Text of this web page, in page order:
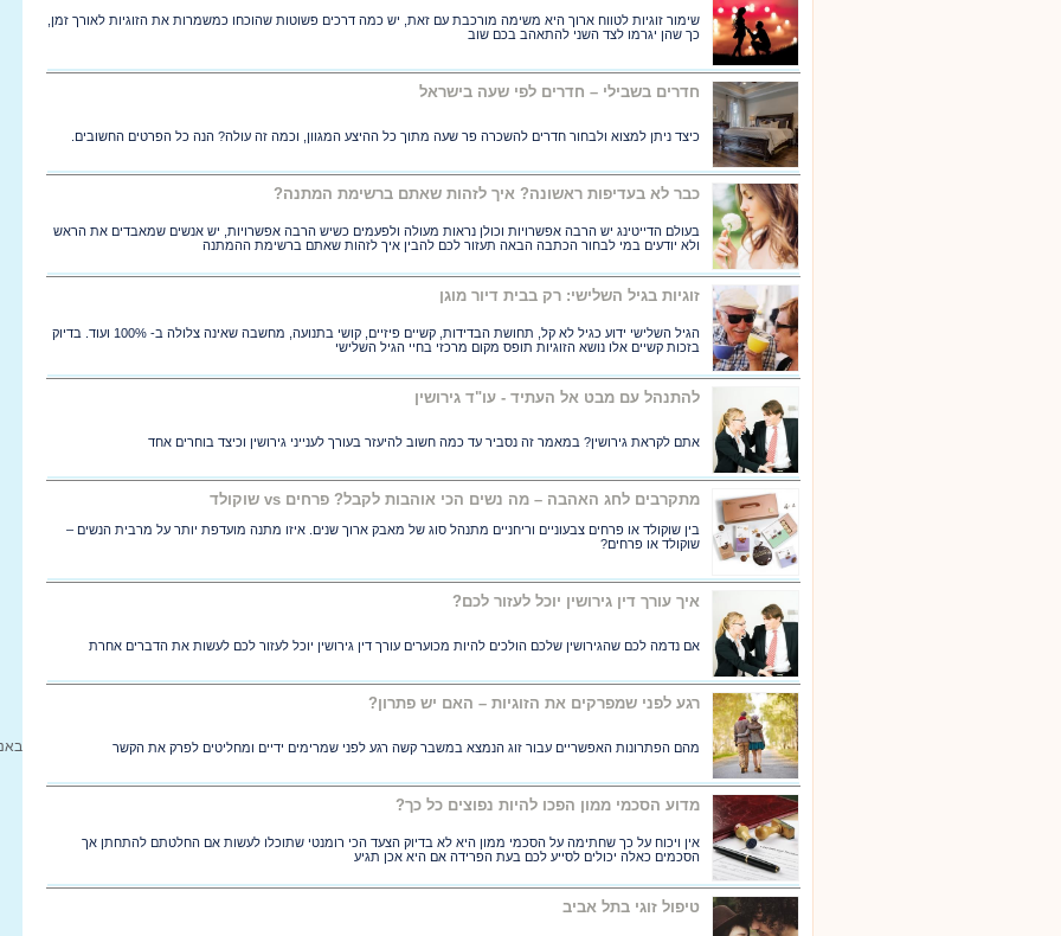
שימור זוגיות לטווח ארוך היא משימה מורכבת עם זאת, יש כמה דרכים פשוטות שהוכחו כמשמרות את הזוגיות לאורך זמן,
כך שהן יגרמו לצד השני להתאהב בכם שוב
חדרים בשבילי – חדרים לפי שעה בישראל
כיצד ניתן למצוא ולבחור חדרים להשכרה פר שעה מתוך כל ההיצע המגוון, וכמה זה עולה? הנה כל הפרטים החשובים.
כבר לא בעדיפות ראשונה? איך לזהות שאתם ברשימת המתנה?
בעולם הדייטינג יש הרבה אפשרויות וכולן נראות מעולה ולפעמים כשיש הרבה אפשרויות, יש אנשים שמאבדים את הראש
ולא יודעים במי לבחור הכתבה הבאה תעזור לכם להבין איך לזהות שאתם ברשימת ההמתנה
זוגיות בגיל השלישי: רק בבית דיור מוגן
הגיל השלישי ידוע כגיל לא קל, תחושת הבדידות, קשיים פיזיים, קושי בתנועה, מחשבה שאינה צלולה ב- 100% ועוד. בדיוק
בזכות קשיים אלו נושא הזוגיות תופס מקום מרכזי בחיי הגיל השלישי
להתנהל עם מבט אל העתיד - עו"ד גירושין
אתם לקראת גירושין? במאמר זה נסביר עד כמה חשוב להיעזר בעורך לענייני גירושין וכיצד בוחרים אחד
מתקרבים לחג האהבה – מה נשים הכי אוהבות לקבל? פרחים vs שוקולד
בין שוקולד או פרחים צבעוניים וריחניים מתנהל סוג של מאבק ארוך שנים. איזו מתנה מועדפת יותר על מרבית הנשים –
שוקולד או פרחים?
איך עורך דין גירושין יוכל לעזור לכם?
אם נדמה לכם שהגירושין שלכם הולכים להיות מכוערים עורך דין גירושין יוכל לעזור לכם לעשות את הדברים אחרת
רגע לפני שמפרקים את הזוגיות – האם יש פתרון?
מהם הפתרונות האפשריים עבור זוג הנמצא במשבר קשה רגע לפני שמרימים ידיים ומחליטים לפרק את הקשר
מדוע הסכמי ממון הפכו להיות נפוצים כל כך?
אין ויכוח על כך שחתימה על הסכמי ממון היא לא בדיוק הצעד הכי רומנטי שתוכלו לעשות אם החלטתם להתחתן אך
הסכמים כאלה יכולים לסייע לכם בעת הפרידה אם היא אכן תגיע
טיפול זוגי בתל אביב